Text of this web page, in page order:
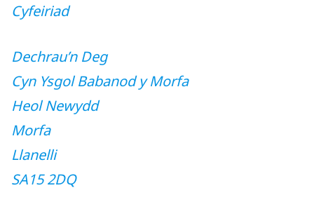
Cyfeiriad
Dechrau’n Deg
Cyn Ysgol Babanod y Morfa
Heol Newydd
Morfa
Llanelli
SA15 2DQ